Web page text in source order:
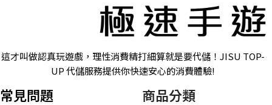
這才叫做認真玩遊戲，理性消費精打細算就是要代儲！JISU TOP-
UP 代儲服務提供你快速安心的消費體驗!
常見問題 商品分類